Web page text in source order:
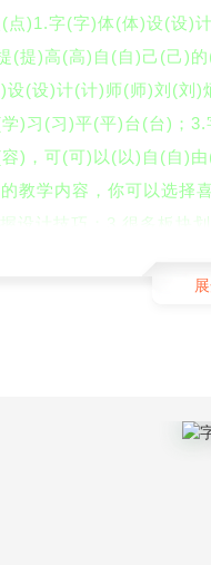
(点)1.字(字)体(体)设(设
(提)高(高)自(自)己(己)
(设)计(计)师(师)刘(刘
)习(习)平(平)台(台)；
)，可(可)以(以)自(自)由
教学内容，你可以选
设计技巧；3.很多板块
(是)远(远)邦(邦)软(软)
(大)家(家)觉(觉)得(得)